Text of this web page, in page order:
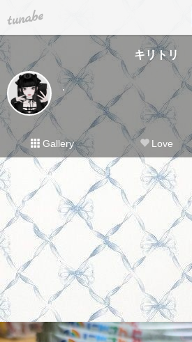
tuna.be
キリトリ
.
Gallery Love